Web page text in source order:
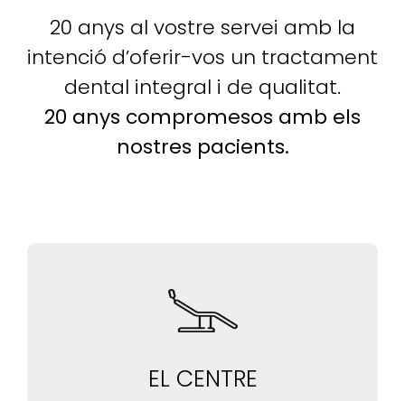
20 anys al vostre servei amb la
intenció d’oferir-vos un tractament
dental integral i de qualitat.
20 anys compromesos amb els
nostres pacients.
EL CENTRE